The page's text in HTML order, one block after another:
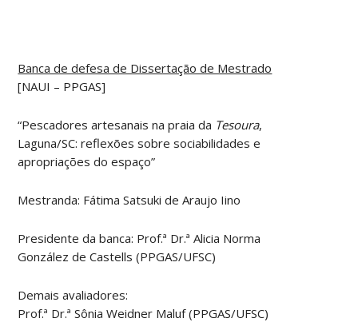
Banca de defesa de Dissertação de Mestrado
[NAUI – PPGAS]
“Pescadores artesanais na praia da Tesoura,
Laguna/SC: reflexões sobre sociabilidades e
apropriações do espaço”
Mestranda: Fátima Satsuki de Araujo Iino
Presidente da banca: Prof.ª Dr.ª Alicia Norma
González de Castells (PPGAS/UFSC)
Demais avaliadores:
Prof.ª Dr.ª Sônia Weidner Maluf (PPGAS/UFSC)